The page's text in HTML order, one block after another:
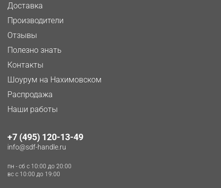
Доставка
Производители
Отзывы
Полезно знать
Контакты
Шоурум на Нахимовском
Распродажа
Наши работы
+7 (495) 120-13-49
info@sdf-handle.ru
пн - сб c 10:00 до 20:00
вс c 10:00 до 19:00